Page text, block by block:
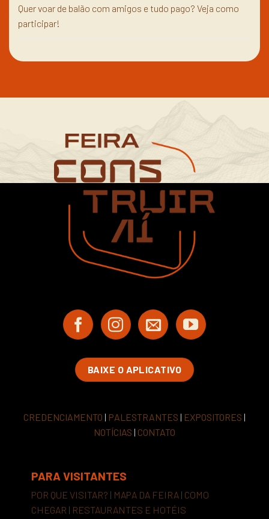
Quer voar de balão com amigos e tudo pago? Veja como
participar!
BAIXE O APLICATIVO
CREDENCIAMENTO | PALESTRANTES | EXPOSITORES |
NOTÍCIAS | CONTATO
PARA VISITANTES
POR QUE VISITAR? | MAPA DA FEIRA | COMO
CHEGAR | RESTAURANTES E HOTÉIS